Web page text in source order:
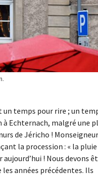
un temps pour rire ; un
à Echternach, malgré une
de Jéricho ! Monseigneur
la procession : « la pluie
aujourd’hui ! Nous devons
années précédentes. Ils